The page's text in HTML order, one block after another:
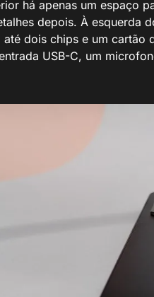
há apenas um espaço
depois. À esquerda
dois chips e um cartão
USB-C, um